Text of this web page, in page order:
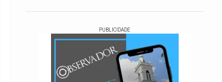
PUBLICIDADE